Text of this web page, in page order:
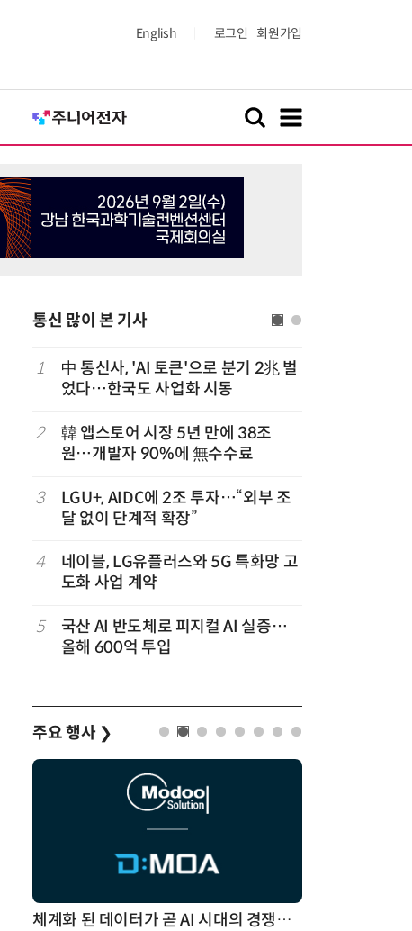
English 로그인 회원가입
통신 많이 본 기사
1
中 통신사, 'AI 토큰'으로 분기 2兆 벌
었다…한국도 사업화 시동
2
韓 앱스토어 시장 5년 만에 38조
원…개발자 90%에 無수수료
3
LGU+, AIDC에 2조 투자…“외부 조
달 없이 단계적 확장”
4
네이블, LG유플러스와 5G 특화망 고
도화 사업 계약
5
국산 AI 반도체로 피지컬 AI 실증…
올해 600억 투입
주요 행사 ❯
체계화 된 데이터가 곧 AI 시대의 경쟁력이다